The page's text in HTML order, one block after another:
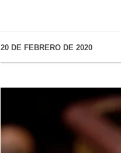
20 DE FEBRERO DE 2020